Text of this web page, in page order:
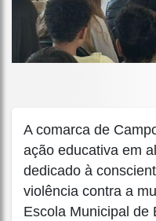
A comarca de
ação educativa em
dedicado à
violência contra a
Escola Municipal de